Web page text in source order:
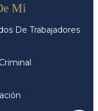
Mi
De Trabajadores